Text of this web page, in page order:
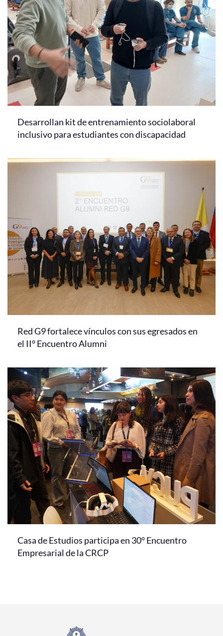
Desarrollan kit de entrenamiento sociolaboral
inclusivo para estudiantes con discapacidad
Red G9 fortalece vínculos con sus egresados en
el II° Encuentro Alumni
Casa de Estudios participa en 30° Encuentro
Empresarial de la CRCP